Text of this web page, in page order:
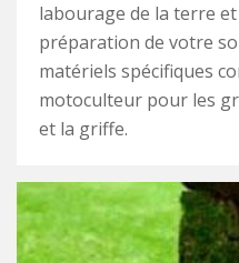
labourage de la terre et
préparation de votre
matériels spécifiques
motoculteur pour les
et la griffe.